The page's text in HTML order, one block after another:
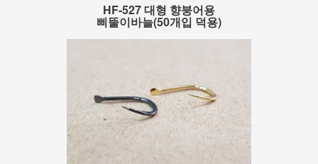
HF-527 대형 향붕어용
삐뚤이바늘(50개입 덕용)